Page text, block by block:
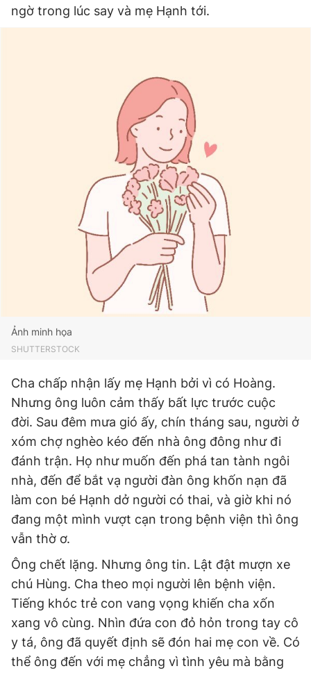
ngờ trong lúc say và mẹ Hạnh tới.
Ảnh minh họa
SHUTTERSTOCK
Cha chấp nhận lấy mẹ Hạnh bởi vì có Hoàng.
Nhưng ông luôn cảm thấy bất lực trước cuộc
đời. Sau đêm mưa gió ấy, chín tháng sau, người ở
xóm chợ nghèo kéo đến nhà ông đông như đi
đánh trận. Họ như muốn đến phá tan tành ngôi
nhà, đến để bắt vạ người đàn ông khốn nạn đã
làm con bé Hạnh dở người có thai, và giờ khi nó
đang một mình vượt cạn trong bệnh viện thì ông
vẫn thờ ơ.
Ông chết lặng. Nhưng ông tin. Lật đật mượn xe
chú Hùng. Cha theo mọi người lên bệnh viện.
Tiếng khóc trẻ con vang vọng khiến cha xốn
xang vô cùng. Nhìn đứa con đỏ hỏn trong tay cô
y tá, ông đã quyết định sẽ đón hai mẹ con về. Có
thể ông đến với mẹ chẳng vì tình yêu mà bằng